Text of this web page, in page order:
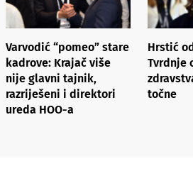
Varvodić “pomeo” stare
kadrove: Krajač više
nije glavni tajnik,
razriješeni i direktori
ureda HOO-a
Hrstić
Tvrdnje
točne